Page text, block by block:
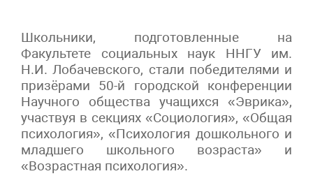
Школьники, подготовленные на
Факультете социальных наук ННГУ им.
Н.И. Лобачевского, стали победителями и
призёрами 50-й городской конференции
Научного общества учащихся «Эврика»,
участвуя в секциях «Социология», «Общая
психология», «Психология дошкольного и
младшего школьного возраста» и
«Возрастная психология».